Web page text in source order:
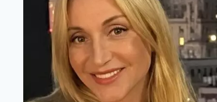
спиной».
Украинский
ведущий
себя
Симоньян
своим